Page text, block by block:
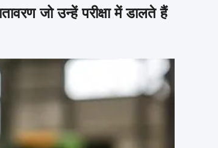
जो उन्हें परीक्षा में डालते हैं